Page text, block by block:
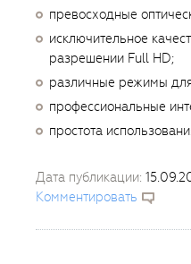
превосходные
исключительное
разрешении Full HD;
различные режимы
профессиональные
простота
Дата публикации:
Комментировать